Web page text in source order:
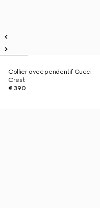
Collier avec pendentif Gucci
Crest
€ 390